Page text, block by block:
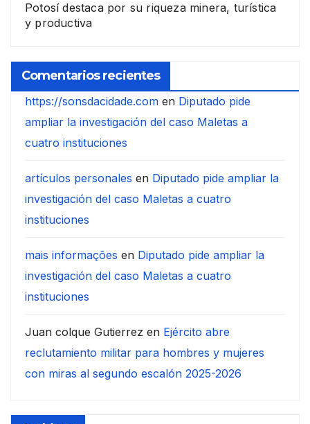
Potosí destaca por su riqueza minera, turística
y productiva
Comentarios recientes
https://sonsdacidade.com en Diputado pide
ampliar la investigación del caso Maletas a
cuatro instituciones
artículos personales en Diputado pide ampliar la
investigación del caso Maletas a cuatro
instituciones
mais informações en Diputado pide ampliar la
investigación del caso Maletas a cuatro
instituciones
Juan colque Gutierrez en Ejército abre
reclutamiento militar para hombres y mujeres
con miras al segundo escalón 2025-2026